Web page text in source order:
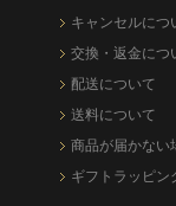
キャンセルにつ
交換・返金につ
配送について
送料について
商品が届かない
ギフトラッピン